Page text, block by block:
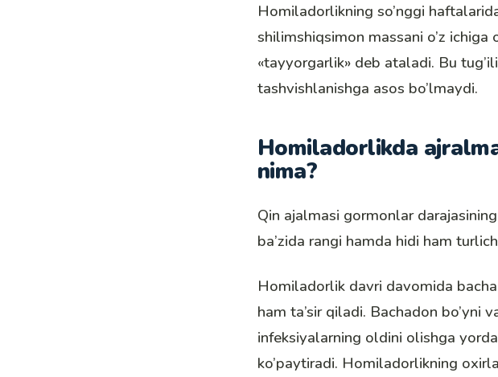
Homiladorlikning so’nggi
shilimshiqsimon massani o’z
«tayyorgarlik» deb ataladi. Bu
tashvishlanishga asos bo’lmaydi.
Homiladorlikda
nima?
Qin ajalmasi gormonlar
ba’zida rangi hamda hidi ham
Homiladorlik davri davomida
ham ta’sir qiladi. Bachadon bo’yni
infeksiyalarning oldini olishga
ko’paytiradi. Homiladorlikning